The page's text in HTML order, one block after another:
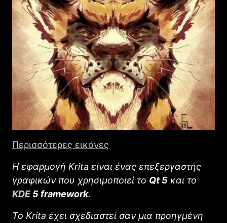
Περισσότερες εικόνες
Η εφαρμογή Krita είναι ένας επεξεργαστής
γραφικών που χρησιμοποιεί το Qt 5 και το
KDE5 framework.
Το Κrita έχει σχεδιαστεί σαν μια προηγμένη